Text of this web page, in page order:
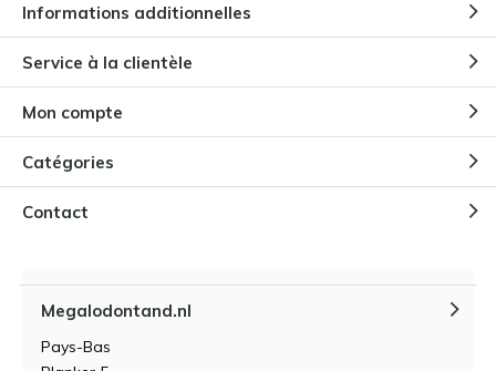
Informations additionnelles
Service à la clientèle
Mon compte
Catégories
Contact
Megalodontand.nl
Pays-Bas